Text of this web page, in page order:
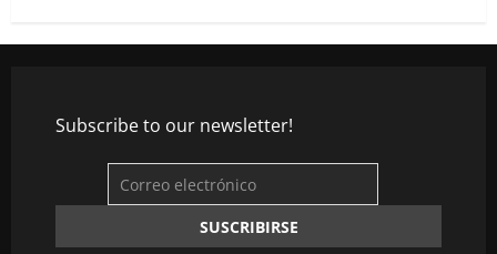
Subscribe to our newsletter!